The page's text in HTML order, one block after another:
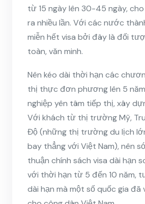
từ 15 ngày lên 30-45 ngày,
ra nhiều lần. Với các nước
miễn hết visa bởi đây là đối
toàn, văn minh.
Nên kéo dài thời hạn các
thị thực đơn phương lên 5
nghiệp yên tâm tiếp thị, xây
Với khách từ thị trường Mỹ,
Độ (những thị trường du lịch
bay thẳng với Việt Nam), nên
thuận chính sách visa dài hạn
với thời hạn từ 5 đến 10 năm,
dài hạn mà một số quốc gia đã